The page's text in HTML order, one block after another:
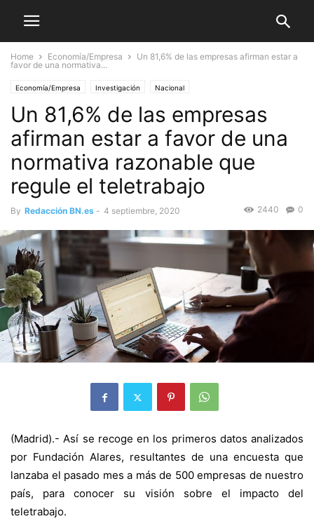
Home Economía/Empresa
Un 81,6% de las empresas afirman estar a
favor de una normativa...
Economía/Empresa Investigación Nacional
Un 81,6% de las empresas
afirman estar a favor de una
normativa razonable que
regule el teletrabajo
By Redacción BN.es - 4 septiembre, 2020 0
2440
(Madrid).- Así se recoge en los primeros datos analizados
por Fundación Alares, resultantes de una encuesta que
lanzaba el pasado mes a más de 500 empresas de nuestro
país, para conocer su visión sobre el impacto del
teletrabajo.